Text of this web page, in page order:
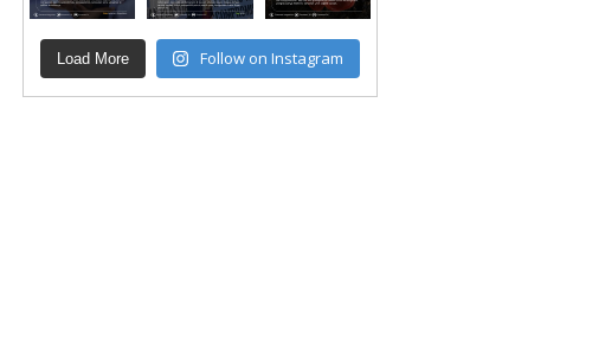
Load More Follow on Instagram